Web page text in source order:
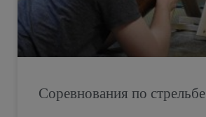
Соревнования по стрельбе